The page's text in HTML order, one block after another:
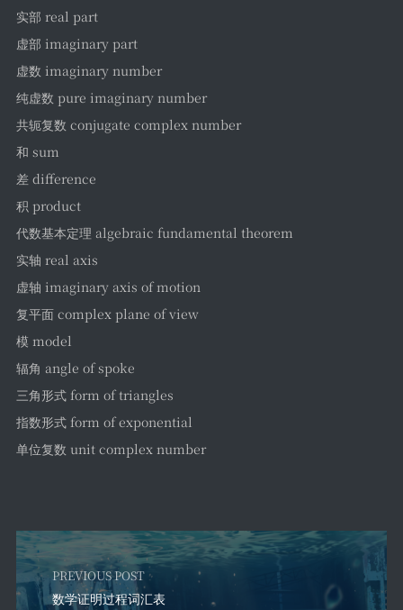
实部 real part
虚部 imaginary part
虚数 imaginary number
纯虚数 pure imaginary number
共轭复数 conjugate complex number
和 sum
差 difference
积 product
代数基本定理 algebraic fundamental theorem
实轴 real axis
虚轴 imaginary axis of motion
复平面 complex plane of view
模 model
辐角 angle of spoke
三角形式 form of triangles
指数形式 form of exponential
单位复数 unit complex number
PREVIOUS POST
数学证明过程词汇表